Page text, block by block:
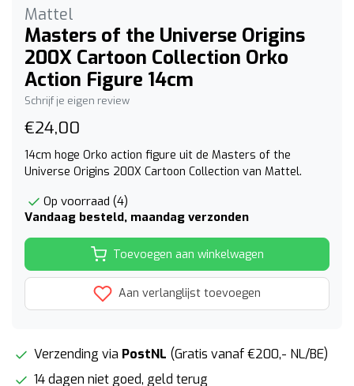
Mattel
Masters of the Universe Origins
200X Cartoon Collection Orko
Action Figure 14cm
Schrijf je eigen review
€24,00
14cm hoge Orko action figure uit de Masters of the
Universe Origins 200X Cartoon Collection van Mattel.
Op voorraad (4)
Vandaag besteld, maandag verzonden
Toevoegen aan winkelwagen
Aan verlanglijst toevoegen
Verzending via PostNL (Gratis vanaf €200,- NL/BE)
14 dagen niet goed, geld terug